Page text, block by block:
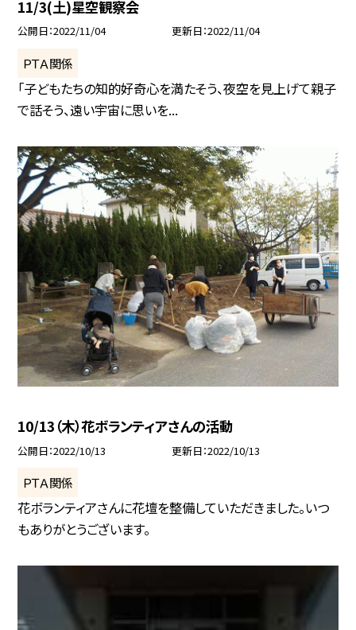
11/3(土)星空観察会
公開日 2022/11/04 更新日 2022/11/04
ＰＴＡ関係
「子どもたちの知的好奇心を満たそう、夜空を見上げて親子
で話そう、遠い宇宙に思いを...
10/13（木）花ボランティアさんの活動
公開日 2022/10/13 更新日 2022/10/13
ＰＴＡ関係
花ボランティアさんに花壇を整備していただきました。いつ
もありがとうございます。